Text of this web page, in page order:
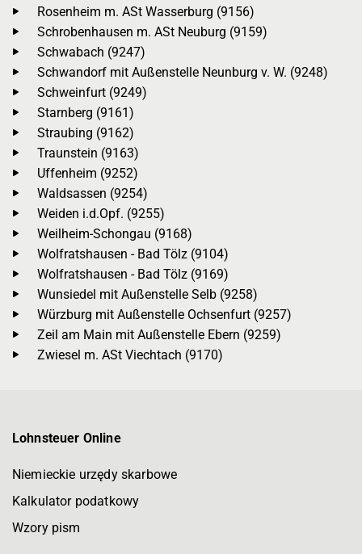
Rosenheim m. ASt Wasserburg (9156)
Schrobenhausen m. ASt Neuburg (9159)
Schwabach (9247)
Schwandorf mit Außenstelle Neunburg v. W. (9248)
Schweinfurt (9249)
Starnberg (9161)
Straubing (9162)
Traunstein (9163)
Uffenheim (9252)
Waldsassen (9254)
Weiden i.d.Opf. (9255)
Weilheim-Schongau (9168)
Wolfratshausen - Bad Tölz (9104)
Wolfratshausen - Bad Tölz (9169)
Wunsiedel mit Außenstelle Selb (9258)
Würzburg mit Außenstelle Ochsenfurt (9257)
Zeil am Main mit Außenstelle Ebern (9259)
Zwiesel m. ASt Viechtach (9170)
Lohnsteuer Online
Niemieckie urzędy skarbowe
Kalkulator podatkowy
Wzory pism